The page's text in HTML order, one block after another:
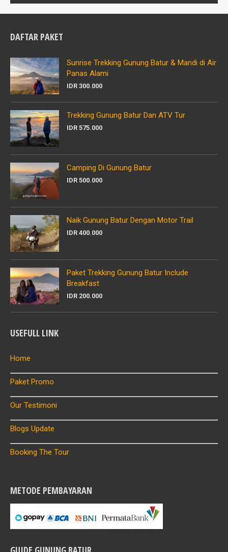
DAFTAR PAKET
Sunrise Trekking Gunung Batur & Mandi di Air
Panas Alami
IDR 300.000
Trekking Gunung Batur Dan ATV Tur
IDR 575.000
Camping Di Gunung Batur
IDR 500.000
Naik Gunung Batur Dengan Motor Trail
IDR 400.000
Paket Trekking Gunung Batur Include
Breakfast
IDR 200.000
USEFULL LINK
Home
Paket Promo
Our Testimoni
Blogs Update
Booking The Tour
METODE PEMBAYARAN